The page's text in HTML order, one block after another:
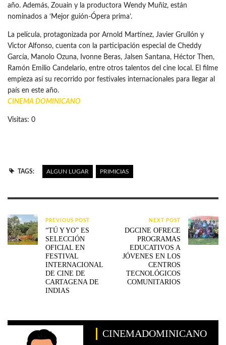
año. Además, Zouain y la productora Wendy Muñiz, están
nominados a ‘Mejor guión-Ópera prima’.
La película, protagonizada por Arnold Martínez, Javier Grullón y
Victor Alfonso, cuenta con la participación especial de Cheddy
García, Manolo Ozuna, Ivonne Beras, Jalsen Santana, Héctor Then,
Ramón Emilio Candelario, entre otros talentos del cine local. El filme
empieza así su recorrido por festivales internacionales para llegar al
país en este año.
CINEMA DOMINICANO
Visitas: 0
TAGS: ALGUN LUGAR PRIMICIAS
PREVIOUS POST
“TÚ Y YO” ES
SELECCIÓN
OFICIAL EN
FESTIVAL
INTERNACIONAL
DE CINE DE
CARTAGENA DE
INDIAS
NEXT POST
DGCINE OFRECE
PROGRAMAS
EDUCATIVOS A
JÓVENES EN LOS
CENTROS
TECNOLÓGICOS
COMUNITARIOS
CINEMADOMINICANO